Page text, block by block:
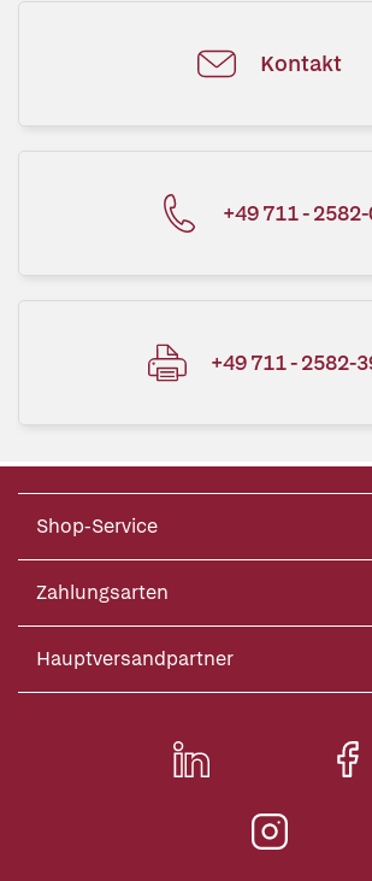
Kontakt
+49 711 -
+49 711 - 2582-
Shop-Service
Zahlungsarten
Hauptversandpartner